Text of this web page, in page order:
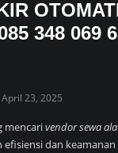
348 069
April 23, 2025
mencarivendor sewa
dan keamanan